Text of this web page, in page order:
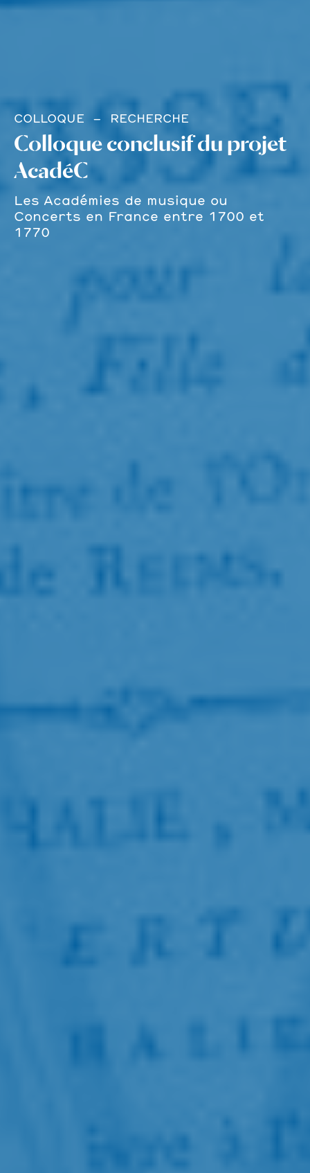
COLLOQUE RECHERCHE
Colloque conclusif du projet
AcadéC
Les Académies de musique ou
Concerts en France entre 1700 et
1770